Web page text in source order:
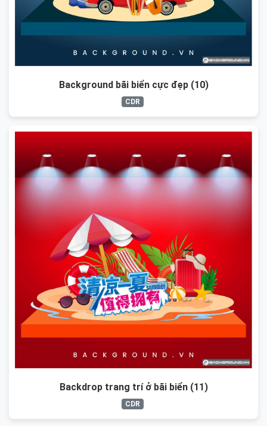
Background bãi biển cực đẹp (10)
CDR
Backdrop trang trí ở bãi biển (11)
CDR